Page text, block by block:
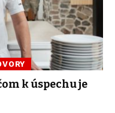
k úspechu je